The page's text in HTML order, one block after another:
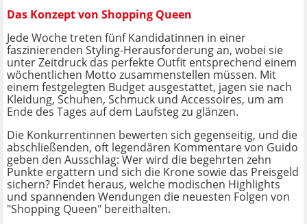
Das Konzept von Shopping Queen
Jede Woche treten fünf Kandidatinnen in einer
faszinierenden Styling-Herausforderung an, wobei sie
unter Zeitdruck das perfekte Outfit entsprechend einem
wöchentlichen Motto zusammenstellen müssen. Mit
einem festgelegten Budget ausgestattet, jagen sie nach
Kleidung, Schuhen, Schmuck und Accessoires, um am
Ende des Tages auf dem Laufsteg zu glänzen.
Die Konkurrentinnen bewerten sich gegenseitig, und die
abschließenden, oft legendären Kommentare von Guido
geben den Ausschlag: Wer wird die begehrten zehn
Punkte ergattern und sich die Krone sowie das Preisgeld
sichern? Findet heraus, welche modischen Highlights
und spannenden Wendungen die neuesten Folgen von
"Shopping Queen" bereithalten.